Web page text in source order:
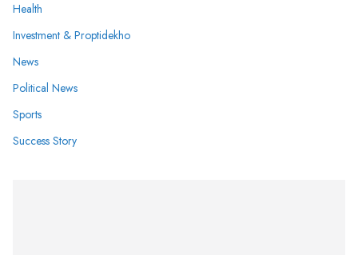
Health
Investment & Proptidekho
News
Political News
Sports
Success Story